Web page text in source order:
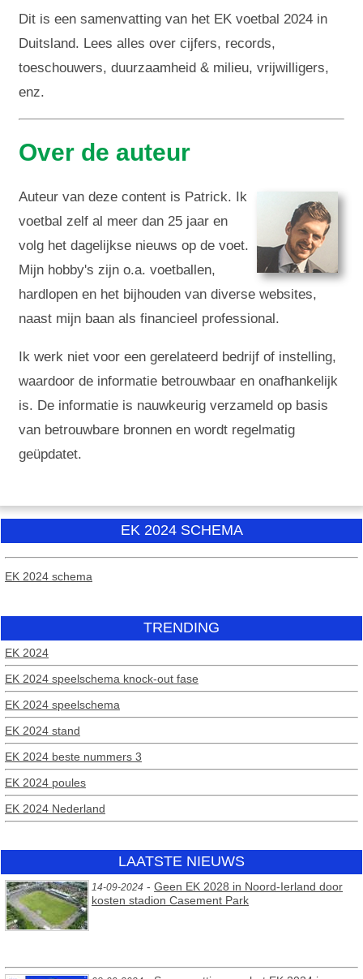
Dit is een samenvatting van het EK voetbal 2024 in
Duitsland. Lees alles over cijfers, records,
toeschouwers, duurzaamheid & milieu, vrijwilligers,
enz.
Over de auteur
Auteur van deze content is Patrick. Ik
voetbal zelf al meer dan 25 jaar en
volg het dagelijkse nieuws op de voet.
Mijn hobby's zijn o.a. voetballen,
hardlopen en het bijhouden van diverse websites,
naast mijn baan als financieel professional.
Ik werk niet voor een gerelateerd bedrijf of instelling,
waardoor de informatie betrouwbaar en onafhankelijk
is. De informatie is nauwkeurig verzameld op basis
van betrouwbare bronnen en wordt regelmatig
geüpdatet.
EK 2024 SCHEMA
EK 2024 schema
TRENDING
EK 2024
EK 2024 speelschema knock-out fase
EK 2024 speelschema
EK 2024 stand
EK 2024 beste nummers 3
EK 2024 poules
EK 2024 Nederland
LAATSTE NIEUWS
14-09-2024 - Geen EK 2028 in Noord-Ierland door
kosten stadion Casement Park